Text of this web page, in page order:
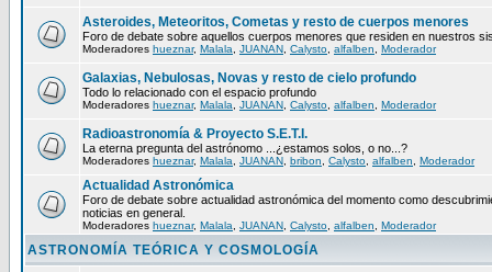
Asteroides, Meteoritos, Cometas y resto de cuerpos menores
Foro de debate sobre aquellos cuerpos menores que residen en nuestros
Moderadores hueznar, Malala JUANAN Calysto alfalben Moderador
Galaxias, Nebulosas, Novas y resto de cielo profundo
Todo lo relacionado con el espacio profundo
Moderadores hueznar, Malala JUANAN Calysto alfalben Moderador
Radioastronomía & Proyecto S.E.T.I.
La eterna pregunta del astrónomo ...¿estamos solos, o no...?
Moderadores hueznar, Malala JUANAN bribon Calysto alfalben Moderador
Actualidad Astronómica
Foro de debate sobre actualidad astronómica del momento como
noticias en general.
Moderadores hueznar, Malala JUANAN Calysto alfalben Moderador
ASTRONOMÍA TEÓRICA Y COSMOLOGÍA